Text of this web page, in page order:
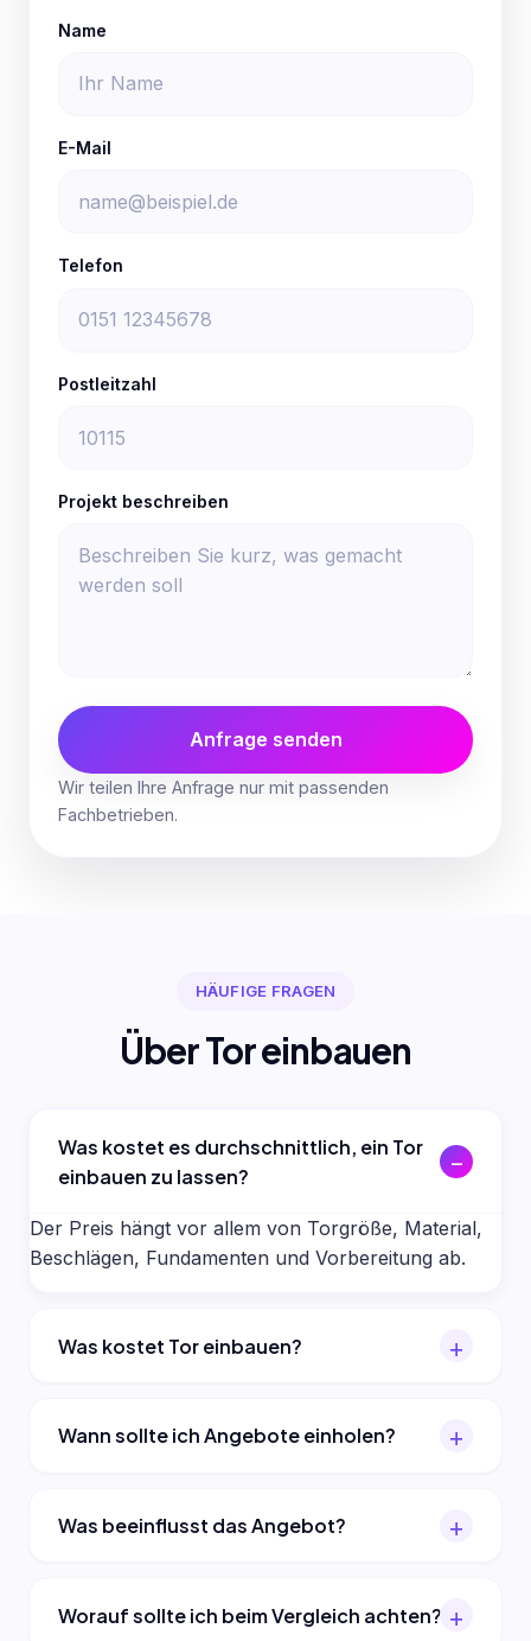
Name
E-Mail
Telefon
Postleitzahl
Projekt beschreiben
Anfrage senden
Wir teilen Ihre Anfrage nur mit passenden
Fachbetrieben.
HÄUFIGE FRAGEN
Über Tor einbauen
Was kostet es durchschnittlich, ein Tor
einbauen zu lassen?
Der Preis hängt vor allem von Torgröße, Material,
Beschlägen, Fundamenten und Vorbereitung ab.
Was kostet Tor einbauen?
Wann sollte ich Angebote einholen?
Was beeinflusst das Angebot?
Worauf sollte ich beim Vergleich achten?